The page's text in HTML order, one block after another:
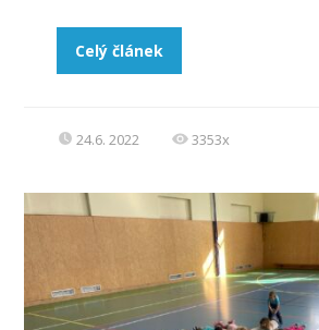
Celý článek
24.6. 2022 3353x